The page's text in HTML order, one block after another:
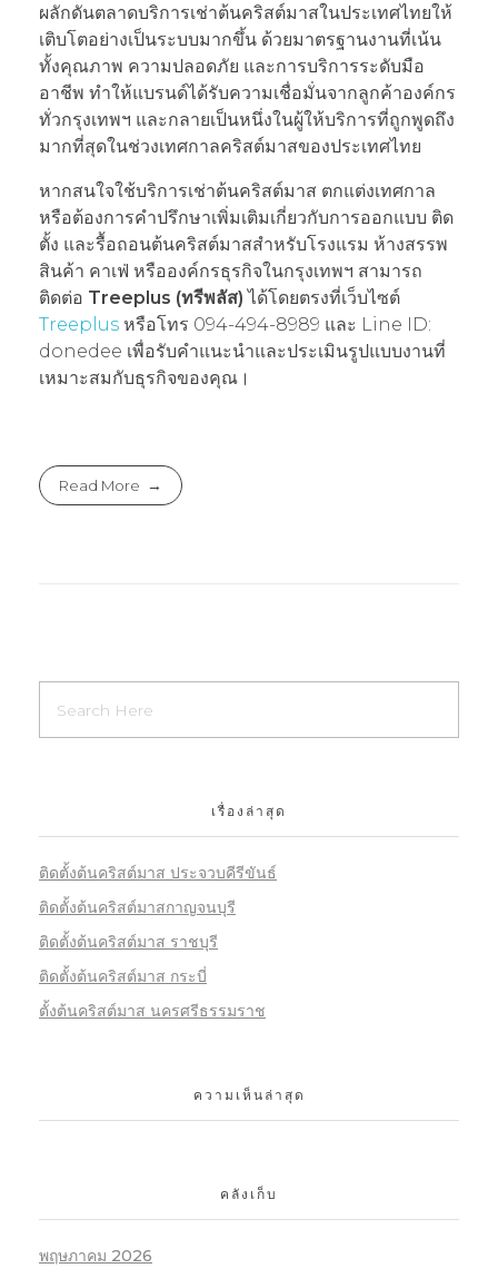
ผลักดันตลาดบริการเช่าต้นคริสต์มาสในประเทศไทยให้
เติบโตอย่างเป็นระบบมากขึ้น ด้วยมาตรฐานงานที่เน้น
ทั้งคุณภาพ ความปลอดภัย และการบริการระดับมือ
อาชีพ ทำให้แบรนด์ได้รับความเชื่อมั่นจากลูกค้าองค์กร
ทั่วกรุงเทพฯ และกลายเป็นหนึ่งในผู้ให้บริการที่ถูกพูดถึง
มากที่สุดในช่วงเทศกาลคริสต์มาสของประเทศไทย
หากสนใจใช้บริการเช่าต้นคริสต์มาส ตกแต่งเทศกาล
หรือต้องการคำปรึกษาเพิ่มเติมเกี่ยวกับการออกแบบ ติด
ตั้ง และรื้อถอนต้นคริสต์มาสสำหรับโรงแรม ห้างสรรพ
สินค้า คาเฟ่ หรือองค์กรธุรกิจในกรุงเทพฯ สามารถ
ติดต่อ Treeplus (ทรีพลัส) ได้โดยตรงที่เว็บไซต์
Treeplus หรือโทร 094-494-8989 และ Line ID:
donedee เพื่อรับคำแนะนำและประเมินรูปแบบงานที่
เหมาะสมกับธุรกิจของคุณ।
Read More
เรื่องล่าสุด
ติดตั้งต้นคริสต์มาส ประจวบคีรีขันธ์
ติดตั้งต้นคริสต์มาสกาญจนบุรี
ติดตั้งต้นคริสต์มาส ราชบุรี
ติดตั้งต้นคริสต์มาส กระบี่
ตั้งต้นคริสต์มาส นครศรีธรรมราช
ความเห็นล่าสุด
คลังเก็บ
พฤษภาคม 2026